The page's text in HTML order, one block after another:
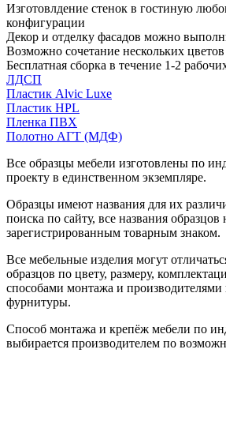
Изготовлдение стенок в гостиную
конфигурации
Декор и отделку фасадов можно
Возможно сочетание нескольких
Бесплатная сборка в течение 1-2
ЛДСП
Пластик Alvic Luxe
Пластик HPL
Пленка ПВХ
Полотно АГТ (МДФ)
Все образцы мебели изготовлены по
проекту в единственном экземпляре.
Образцы имеют названия для их
поиска по сайту, все названия образцов
зарегистрированным товарным знаком.
Все мебельные изделия могут
образцов по цвету, размеру,
способами монтажа и
фурнитуры.
Способ монтажа и крепёж мебели по
выбирается производителем по